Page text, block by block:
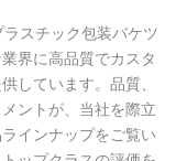
スチック包装バケツ
界に高品質でカスタ
しています。品質、
ントが、当社を際立
インナップをご覧い